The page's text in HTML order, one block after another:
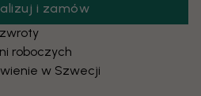
i zamów
roboczych
w Szwecji